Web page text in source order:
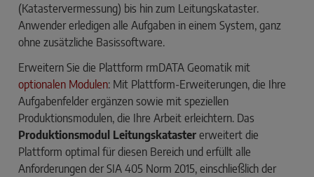
(Katastervermessung) bis hin zum Leitungskataster.
Anwender erledigen alle Aufgaben in einem System, ganz
ohne zusätzliche Basissoftware.
Erweitern Sie die Plattform rmDATA Geomatik mit
optionalen Modulen: Mit Plattform-Erweiterungen, die Ihre
Aufgabenfelder ergänzen sowie mit speziellen
Produktionsmodulen, die Ihre Arbeit erleichtern. Das
Produktionsmodul Leitungskataster erweitert die
Plattform optimal für diesen Bereich und erfüllt alle
Anforderungen der SIA 405 Norm 2015, einschließlich der